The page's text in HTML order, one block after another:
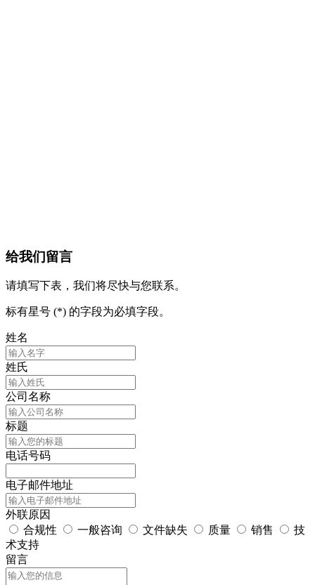
给我们留言
请填写下表，我们将尽快与您联系。
标有星号 (*) 的字段为必填字段。
姓名
姓氏
公司名称
标题
电话号码
电子邮件地址
外联原因
合规性
一般咨询 文件缺失 质量 销售
技
术支持
留言